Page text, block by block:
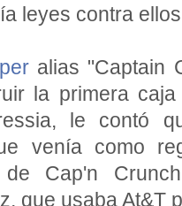
leyes contra
alias "Captain
la primera
le contó
venía como
de Cap'n
que usaba At&T